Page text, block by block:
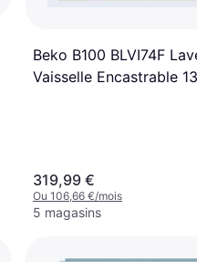
Beko B100 BLVI74F
Vaisselle Encastrable 13
319,99 €
Ou 106,66 €/mois
5 magasins